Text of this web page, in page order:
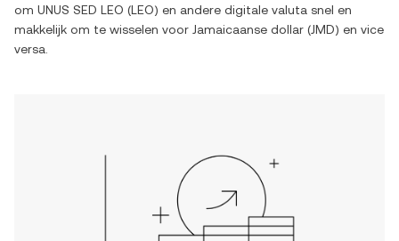
om UNUS SED LEO (LEO) en andere digitale valuta snel en
makkelijk om te wisselen voor Jamaicaanse dollar (JMD) en vice
versa.